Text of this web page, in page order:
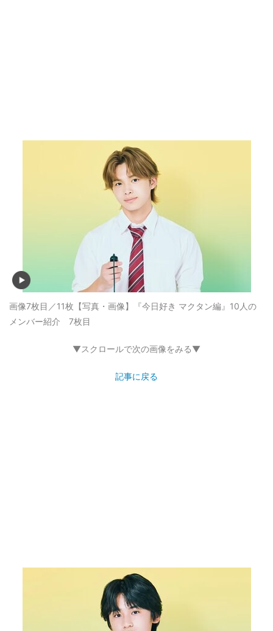
画像7枚目／11枚 【写真・画像】『今日好き マクタン編』10人の
メンバー紹介 7枚目
▼スクロールで次の画像をみる▼
記事に戻る